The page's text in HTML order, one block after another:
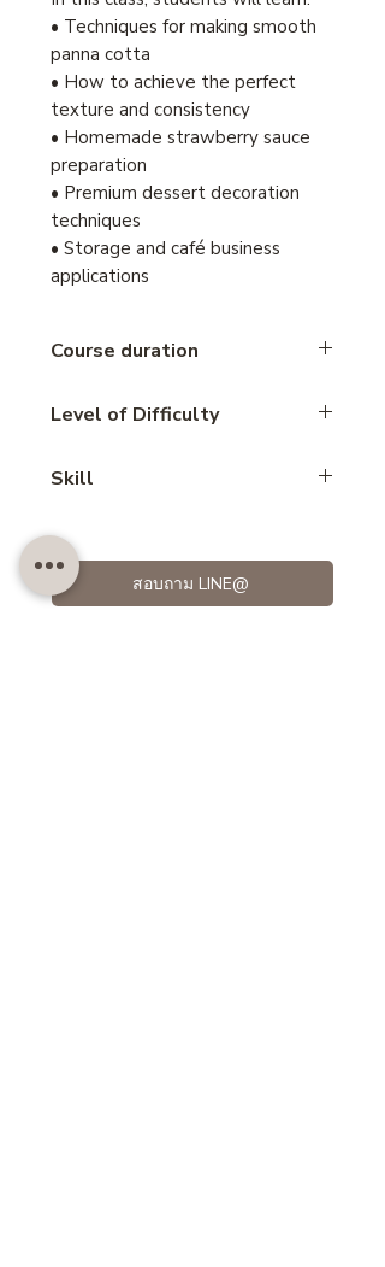
• Techniques for making smooth
panna cotta
• How to achieve the perfect
texture and consistency
• Homemade strawberry sauce
preparation
• Premium dessert decoration
techniques
• Storage and café business
applications
Course duration
Level of Difficulty
Skill
สอบถาม LINE@